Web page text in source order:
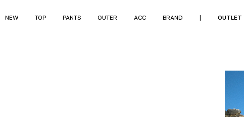
NEW TOP PANTS OUTER ACC BRAND OUTLET